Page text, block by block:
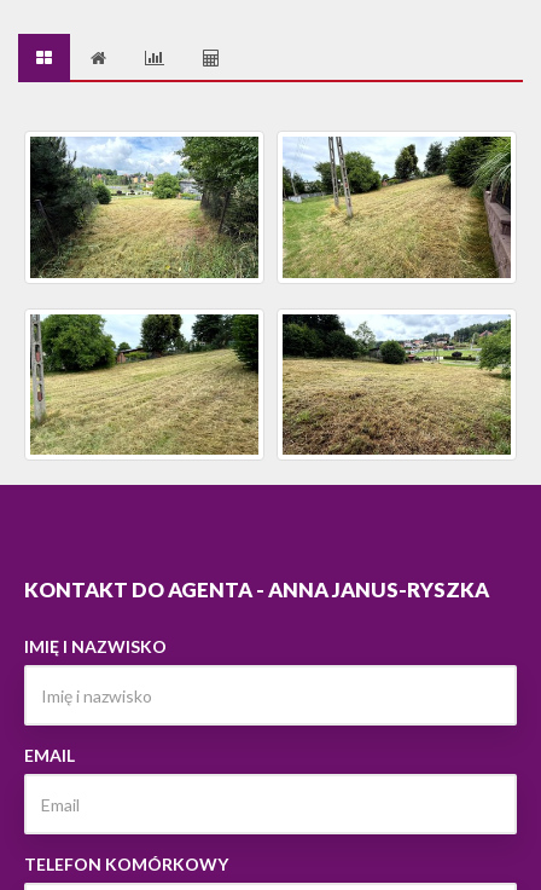
KONTAKT DO AGENTA - ANNA JANUS-RYSZKA
IMIĘ I NAZWISKO
EMAIL
TELEFON KOMÓRKOWY